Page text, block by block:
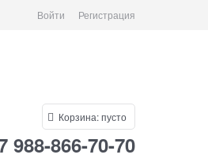
Войти Регистрация
Корзина:пусто
988-866-70-70